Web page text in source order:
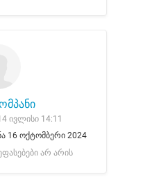
ივლისი 14:11
16 ოქტომბერი 2024
არ არის